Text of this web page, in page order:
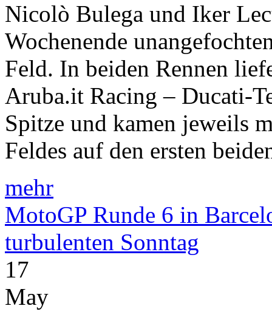
Nicolò Bulega und Iker
Wochenende
Feld. In beiden Rennen
Aruba.it Racing – Ducati-
Spitze und kamen jeweils
Feldes auf den ersten
mehr
MotoGP Runde 6 in
turbulenten Sonntag
17
May